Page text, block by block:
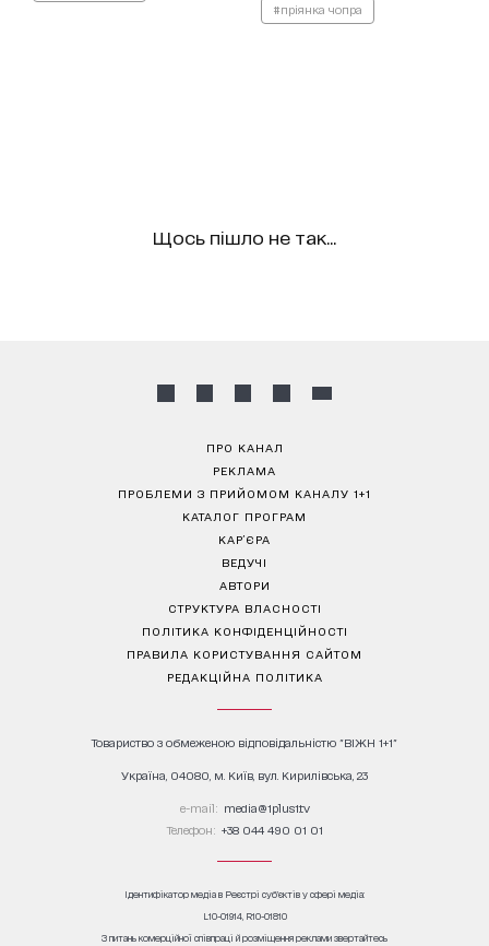
#пріянка чопра
Щось пішло не так...
ПРО КАНАЛ
РЕКЛАМА
ПРОБЛЕМИ З ПРИЙОМОМ КАНАЛУ 1+1
КАТАЛОГ ПРОГРАМ
КАР’ЄРА
ВЕДУЧІ
АВТОРИ
СТРУКТУРА ВЛАСНОСТІ
ПОЛІТИКА КОНФІДЕНЦІЙНОСТІ
ПРАВИЛА КОРИСТУВАННЯ САЙТОМ
РЕДАКЦІЙНА ПОЛІТИКА
Товариство з обмеженою відповідальністю "ВІЖН 1+1"
Україна, 04080, м. Київ, вул. Кирилівська, 23
е-mail: media@1plus1.tv
Телефон: +38 044 490 01 01
Ідентифікатор медіа в Реєстрі суб’єктів у сфері медіа:
L10-01914, R10-01810
З питань комерційної співпраці й розміщення реклами звертайтесь